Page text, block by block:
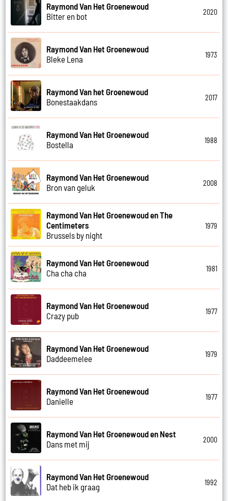
Raymond Van Het Groenewoud
Bitter en bot
2020
Raymond Van Het Groenewoud
Bleke Lena
1973
Raymond Van het Groenewoud
Bonestaakdans
2017
Raymond Van Het Groenewoud
Bostella
1988
Raymond Van Het Groenewoud
Bron van geluk
2008
Raymond Van Het Groenewoud en The
Centimeters
Brussels by night
1979
Raymond Van Het Groenewoud
Cha cha cha
1981
Raymond Van Het Groenewoud
Crazy pub
1977
Raymond Van Het Groenewoud
Daddeemelee
1979
Raymond Van Het Groenewoud
Danielle
1977
Raymond Van Het Groenewoud en Nest
Dans met mij
2000
Raymond Van Het Groenewoud
Dat heb ik graag
1992